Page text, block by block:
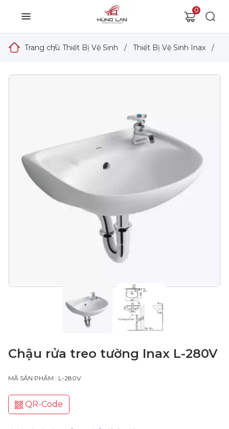
0
Trang chủ
/ Thiết Bị Vệ Sinh / Thiết Bị Vệ Sinh Inax /
Chậu rửa treo tường Inax L-280V
MÃ SẢN PHẨM : L-280V
QR-Code